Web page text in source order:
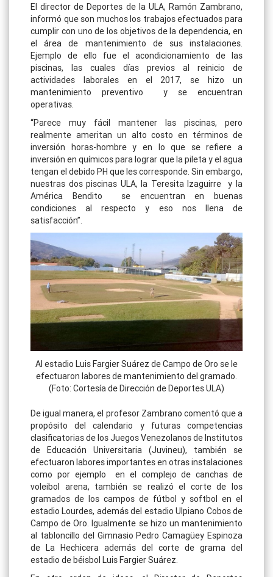
El director de Deportes de la ULA, Ramón Zambrano,
informó que son muchos los trabajos efectuados para
cumplir con uno de los objetivos de la dependencia, en
el área de mantenimiento de sus instalaciones.
Ejemplo de ello fue el acondicionamiento de las
piscinas, las cuales días previos al reinicio de
actividades laborales en el 2017, se hizo un
mantenimiento preventivo y se encuentran
operativas.
“Parece muy fácil mantener las piscinas, pero
realmente ameritan un alto costo en términos de
inversión horas-hombre y en lo que se refiere a
inversión en químicos para lograr que la pileta y el agua
tengan el debido PH que les corresponde. Sin embargo,
nuestras dos piscinas ULA, la Teresita Izaguirre y la
América Bendito se encuentran en buenas
condiciones al respecto y eso nos llena de
satisfacción”.
Al estadio Luis Fargier Suárez de Campo de Oro se le
efectuaron labores de mantenimiento del gramado.
(Foto: Cortesía de Dirección de Deportes ULA)
De igual manera, el profesor Zambrano comentó que a
propósito del calendario y futuras competencias
clasificatorias de los Juegos Venezolanos de Institutos
de Educación Universitaria (Juvineu), también se
efectuaron labores importantes en otras instalaciones
como por ejemplo en el complejo de canchas de
voleibol arena, también se realizó el corte de los
gramados de los campos de fútbol y softbol en el
estadio Lourdes, además del estadio Ulpiano Cobos de
Campo de Oro. Igualmente se hizo un mantenimiento
al tabloncillo del Gimnasio Pedro Camagüey Espinoza
de La Hechicera además del corte de grama del
estadio de béisbol Luis Fargier Suárez.